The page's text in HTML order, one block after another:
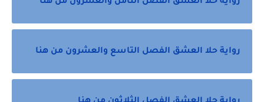
رواية حلا العشق الفصل التاسع والعشرون من هنا